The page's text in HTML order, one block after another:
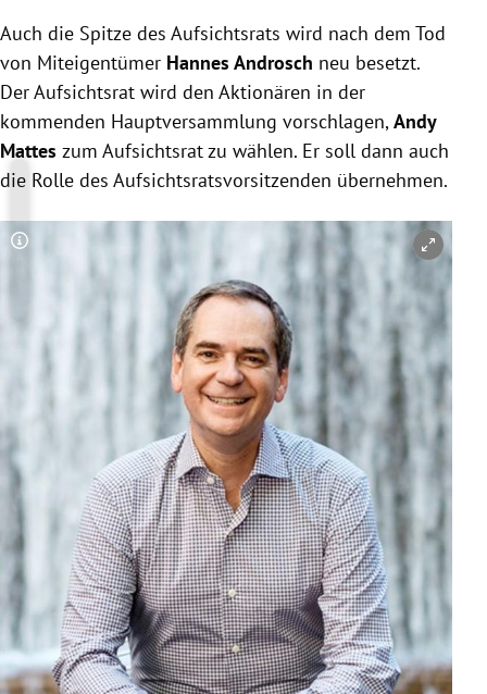
Auch die Spitze des Aufsichtsrats wird nach dem Tod
von Miteigentümer Hannes Androsch neu besetzt.
Der Aufsichtsrat wird den Aktionären in der
kommenden Hauptversammlung vorschlagen,Andy
Mattes zum Aufsichtsrat zu wählen. Er soll dann auch
die Rolle des Aufsichtsratsvorsitzenden übernehmen.
Copyright-Hinweis öffnen/schließen